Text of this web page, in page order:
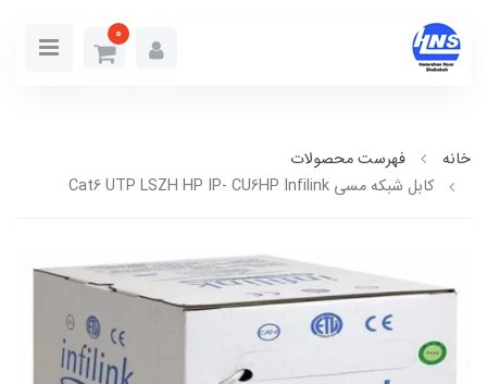
0
خانه
فهرست محصولات
كابل شبكه مسي Cat6 UTP LSZH HP IP- CU6HP Infilink